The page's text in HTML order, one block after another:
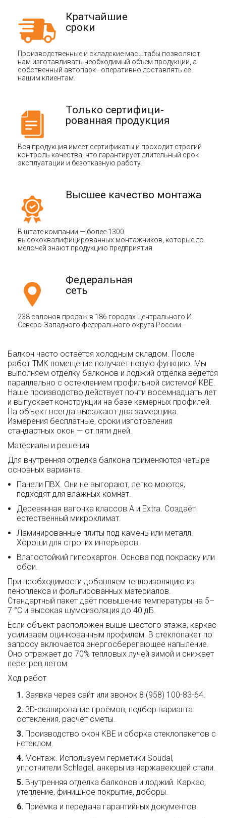
Кратчайшие
сроки
Производственные и складские масштабы позволяют
нам изготавливать необходимый объем продукции, а
собственный автопарк - оперативно доставлять её
нашим клиентам.
Только сертифици-
рованная продукция
Вся продукция имеет сертификаты и проходит строгий
контроль качества, что гарантирует длительный срок
эксплуатации и безотказную работу.
Высшее качество монтажа
В штате компании — более 1300
высококвалифицированных монтажников, которые до
мелочей знают продукцию предприятия.
Федеральная
сеть
238 салонов продаж в 186 городах Центрального И
Северо-Западного федерального округа России.
Балкон часто остаётся холодным складом. После
работ ТМК помещение получает новую функцию. Мы
выполняем отделку балконов и лоджий отделка ведётся
параллельно с остеклением профильной системой KBE.
Наше производство действует почти восемнадцать лет
и выпускает конструкции на базе камерных профилей.
На объект всегда выезжают два замерщика.
Измерения бесплатные, сроки изготовления
стандартных окон — от пяти дней.
Материалы и решения
Для внутренняя отделка балкона применяются четыре
основных варианта.
Панели ПВХ. Они не выгорают, легко моются,
подходят для влажных комнат.
Деревянная вагонка классов А и Extra. Создаёт
естественный микроклимат.
Ламинированные плиты под камень или металл.
Хороши для строгих интерьеров.
Влагостойкий гипсокартон. Основа под покраску или
обои.
При необходимости добавляем теплоизоляцию из
пеноплекса и фольгированных материалов.
Стандартный пакет даёт повышение температуры на 5–
7 °C и высокая шумоизоляция до 40 дБ.
Если объект расположен выше шестого этажа, каркас
усиливаем оцинкованным профилем. В стеклопакет по
запросу включается энергосберегающее напыление.
Оно отражает до 70% тепловых лучей зимой и снижает
перегрев летом.
Ход работ
Заявка через сайт или звонок 8 (958) 100-83-64.
3D-сканирование проёмов, подбор варианта
остекления, расчёт сметы.
Производство окон KBE и сборка стеклопакетов с
i-стеклом.
Монтаж. Используем герметики Soudal,
уплотнители Schlegel, анкеры из нержавеющей стали.
Внутренняя отделка балконов и лоджий. Каркас,
утепление, финишное покрытие, доборы.
Приёмка и передача гарантийных документов.